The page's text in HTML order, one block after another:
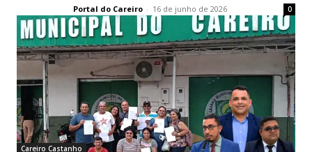
Portal do Careiro - 16 de junho de 2026 0
Careiro Castanho